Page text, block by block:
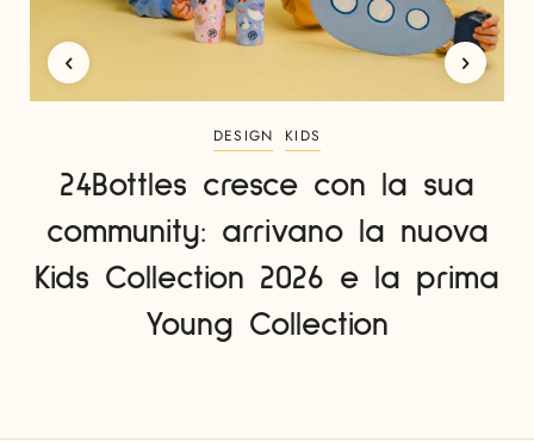
DESIGN KIDS
24Bottles cresce con la sua
community: arrivano la nuova
Kids Collection 2026 e la prima
Young Collection